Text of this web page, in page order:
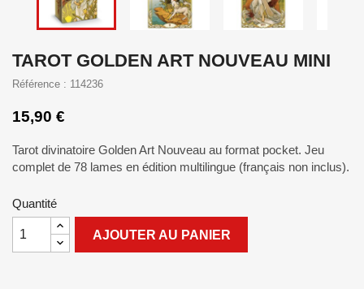
TAROT GOLDEN ART NOUVEAU MINI
Référence : 114236
15,90 €
Tarot divinatoire Golden Art Nouveau au format pocket. Jeu
complet de 78 lames en édition multilingue (français non inclus).
Quantité
AJOUTER AU PANIER